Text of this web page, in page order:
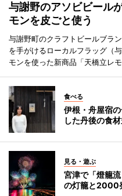
与謝野のアソビビール
モンを皮ごと使う
与謝野町のクラフトビールブラ
を手がけるローカルフラッグ（
モンを使った新商品「天橋立レ
食べる
伊根・舟屋宿
した丹後の食
見る・遊ぶ
宮津で「燈籠
の灯籠と2000